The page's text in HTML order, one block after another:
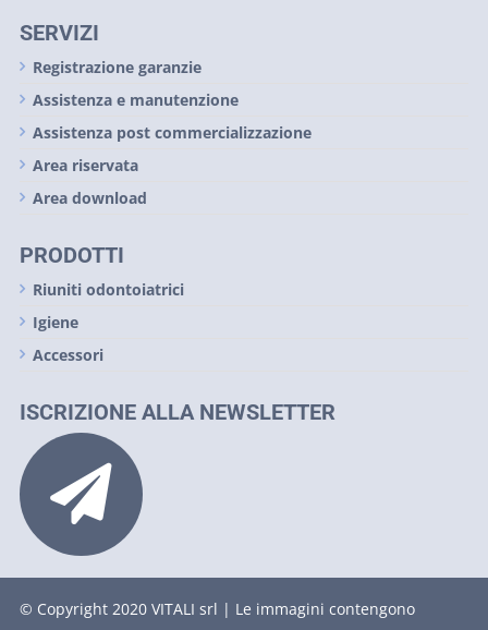
SERVIZI
Registrazione garanzie
Assistenza e manutenzione
Assistenza post commercializzazione
Area riservata
Area download
PRODOTTI
Riuniti odontoiatrici
Igiene
Accessori
ISCRIZIONE ALLA NEWSLETTER
© Copyright 2020 VITALI srl | Le immagini contengono